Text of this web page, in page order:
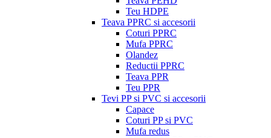
Teu HDPE
Teava PPRC si accesorii
Coturi PPRC
Mufa PPRC
Olandez
Reductii PPRC
Teava PPR
Teu PPR
Tevi PP si PVC si accesorii
Capace
Coturi PP si PVC
Mufa redus